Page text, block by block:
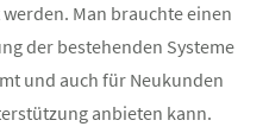
Man brauchte einen
der bestehenden Systeme
und auch für Neukunden
anbieten kann.